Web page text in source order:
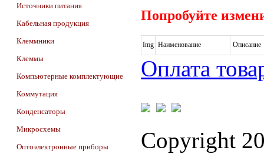
Источники питания
Кабельная продукция
Клеммники
Клеммы
Компьютерные комплектующие
Коммутация
Конденсаторы
Микросхемы
Оптоэлектронные приборы
Попробуйте
Img Наименование Описание
Оплата
Copyright